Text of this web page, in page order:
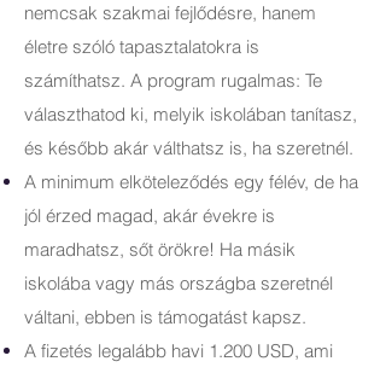
nemcsak szakmai fejlődésre, hanem
életre szóló tapasztalatokra is
számíthatsz. A program rugalmas: Te
választhatod ki, melyik iskolában tanítasz,
és később akár válthatsz is, ha szeretnél.
A minimum elköteleződés egy félév, de ha
jól érzed magad, akár évekre is
maradhatsz, sőt örökre! Ha másik
iskolába vagy más országba szeretnél
váltani, ebben is támogatást kapsz.
A fizetés legalább havi 1.200 USD, ami